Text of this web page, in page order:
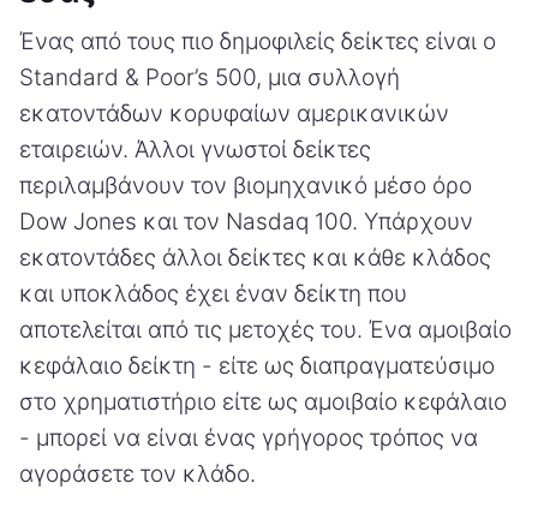
Ένας από τους πιο δημοφιλείς δείκτες είναι ο
Standard & Poor’s 500, μια συλλογή
εκατοντάδων κορυφαίων αμερικανικών
εταιρειών. Άλλοι γνωστοί δείκτες
περιλαμβάνουν τον βιομηχανικό μέσο όρο
Dow Jones και τον Nasdaq 100. Υπάρχουν
εκατοντάδες άλλοι δείκτες και κάθε κλάδος
και υποκλάδος έχει έναν δείκτη που
αποτελείται από τις μετοχές του. Ένα αμοιβαίο
κεφάλαιο δείκτη - είτε ως διαπραγματεύσιμο
στο χρηματιστήριο είτε ως αμοιβαίο κεφάλαιο
- μπορεί να είναι ένας γρήγορος τρόπος να
αγοράσετε τον κλάδο.